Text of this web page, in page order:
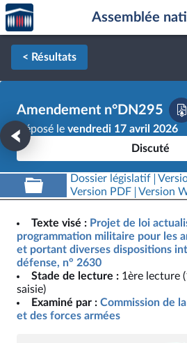
Aller au contenu
Aller en bas de la page
Accèder
à la
page
d'accueil
Assemblée
< Résultats
Amendement n°DN295
Déposé le vendredi 17 avril 2026
Discuté
Dossier législatif
Version PDF
Version
Texte visé : Projet de loi
programmation militaire pour les
et portant diverses dispositions
défense, n° 2630
Stade de lecture : 1ère lecture
saisie)
Examiné par : Commission de
et des forces armées